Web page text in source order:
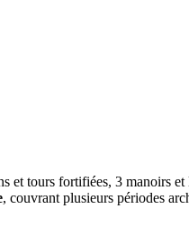
et tours fortifiées, 3 manoirs
, couvrant plusieurs périodes